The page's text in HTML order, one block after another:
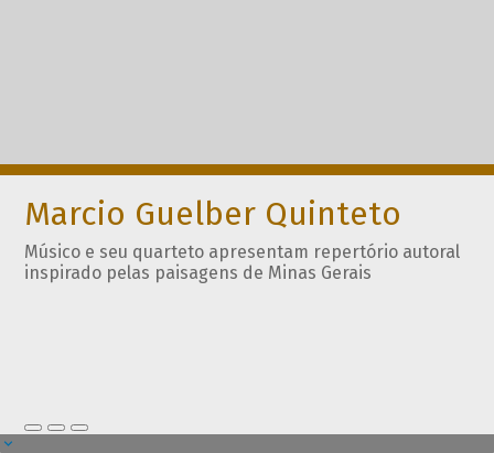
Marcio Guelber Quinteto
Músico e seu quarteto apresentam repertório autoral
inspirado pelas paisagens de Minas Gerais